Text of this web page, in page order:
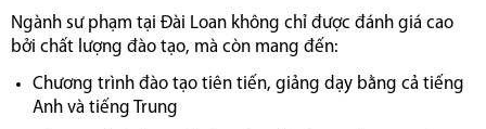
Ngành sư phạm tại Đài Loan không chỉ được đánh giá cao
bởi chất lượng đào tạo, mà còn mang đến:
Chương trình đào tạo tiên tiến, giảng dạy bằng cả tiếng
Anh và tiếng Trung